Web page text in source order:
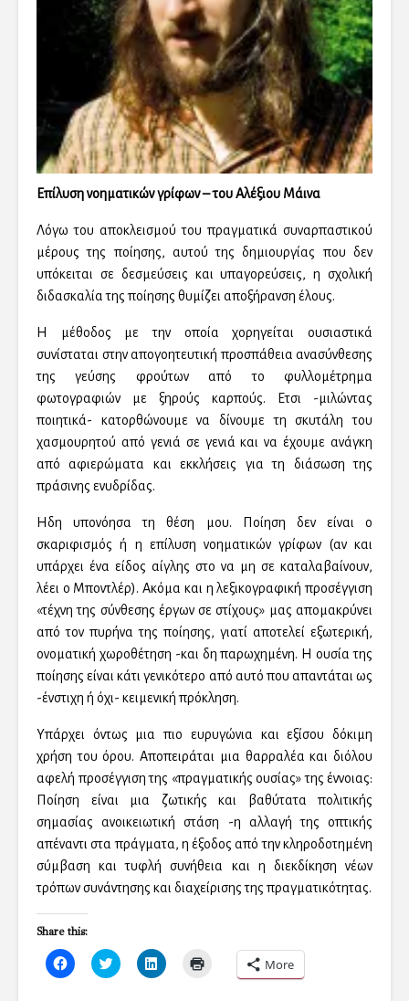
Επίλυση νοηματικών γρίφων – του Αλέξιου Μάινα
Λόγω του αποκλεισμού του πραγματικά συναρπαστικού
μέρους της ποίησης, αυτού της δημιουργίας που δεν
υπόκειται σε δεσμεύσεις και υπαγορεύσεις, η σχολική
διδασκαλία της ποίησης θυμίζει αποξήρανση έλους.
Η μέθοδος με την οποία χορηγείται ουσιαστικά
συνίσταται στην απογοητευτική προσπάθεια ανασύνθεσης
της γεύσης φρούτων από το φυλλομέτρημα
φωτογραφιών με ξηρούς καρπούς. Ετσι -μιλώντας
ποιητικά- κατορθώνουμε να δίνουμε τη σκυτάλη του
χασμουρητού από γενιά σε γενιά και να έχουμε ανάγκη
από αφιερώματα και εκκλήσεις για τη διάσωση της
πράσινης ενυδρίδας.
Ηδη υπονόησα τη θέση μου. Ποίηση δεν είναι ο
σκαριφισμός ή η επίλυση νοηματικών γρίφων (αν και
υπάρχει ένα είδος αίγλης στο να μη σε καταλαβαίνουν,
λέει ο Μποντλέρ). Ακόμα και η λεξικογραφική προσέγγιση
«τέχνη της σύνθεσης έργων σε στίχους» μας απομακρύνει
από τον πυρήνα της ποίησης, γιατί αποτελεί εξωτερική,
ονοματική χωροθέτηση -και δη παρωχημένη. Η ουσία της
ποίησης είναι κάτι γενικότερο από αυτό που απαντάται ως
-ένστιχη ή όχι- κειμενική πρόκληση.
Υπάρχει όντως μια πιο ευρυγώνια και εξίσου δόκιμη
χρήση του όρου. Αποπειράται μια θαρραλέα και διόλου
αφελή προσέγγιση της «πραγματικής ουσίας» της έννοιας:
Ποίηση είναι μια ζωτικής και βαθύτατα πολιτικής
σημασίας ανοικειωτική στάση -η αλλαγή της οπτικής
απέναντι στα πράγματα, η έξοδος από την κληροδοτημένη
σύμβαση και τυφλή συνήθεια και η διεκδίκηση νέων
τρόπων συνάντησης και διαχείρισης της πραγματικότητας.
Share this:
C
l
C
l
C
l More